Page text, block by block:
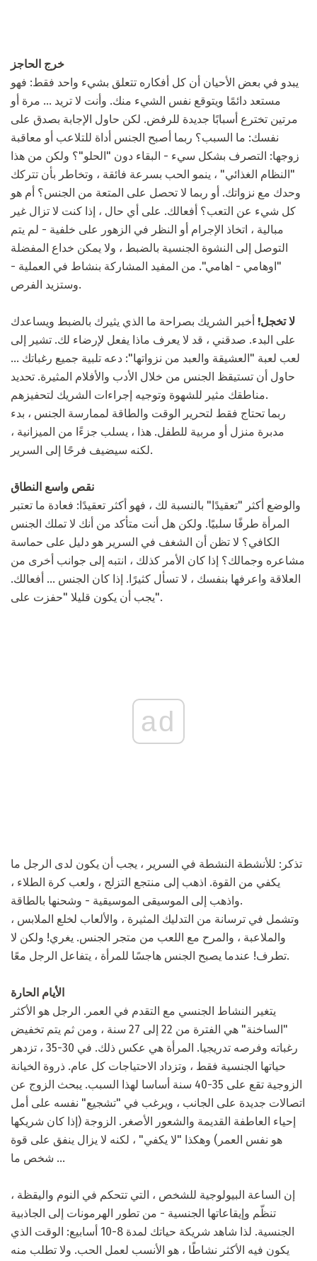
خرج الحاجز
يبدو في بعض الأحيان أن كل أفكاره تتعلق بشيء واحد فقط: فهو
مستعد دائمًا ويتوقع نفس الشيء منك. وأنت لا تريد ... مرة أو
مرتين تخترع أسبابًا جديدة للرفض. لكن حاول الإجابة بصدق على
نفسك: ما السبب؟ ربما أصبح الجنس أداة للتلاعب أو معاقبة
زوجها: التصرف بشكل سيء - البقاء دون "الحلو"؟ ولكن من هذا
"النظام الغذائي" ، ينمو الحب بسرعة فائقة ، وتخاطر بأن تتركك
وحدك مع نزواتك. أو ربما لا تحصل على المتعة من الجنس؟ أم هو
كل شيء عن التعب؟ أفعالك. على أي حال ، إذا كنت لا تزال غير
مبالية ، اتخاذ الإجرام أو النظر في الزهور على خلفية - لم يتم
التوصل إلى النشوة الجنسية بالضبط ، ولا يمكن خداع المفضلة
"اوهامي - اهامي". من المفيد المشاركة بنشاط في العملية -
وستزيد الفرص.
لا تخجل! أخبر الشريك بصراحة ما الذي يثيرك بالضبط ويساعدك
على البدء. صدقني ، قد لا يعرف ماذا يفعل لإرضاء لك. تشير إلى
لعب لعبة "العشيقة والعبد من نزواتها": دعه تلبية جميع رغباتك ...
حاول أن تستيقظ الجنس من خلال الأدب والأفلام المثيرة. تحديد
مناطقك مثير للشهوة وتوجيه إجراءات الشريك لتحفيزهم.
ربما تحتاج فقط لتحرير الوقت والطاقة لممارسة الجنس ، بدء
مدبرة منزل أو مربية للطفل. هذا ، يسلب جزءًا من الميزانية ،
لكنه سيضيف فرحًا إلى السرير.
نقص واسع النطاق
والوضع أكثر "تعقيدًا" بالنسبة لك ، فهو أكثر تعقيدًا: فعادة ما تعتبر
المرأة طرفًا سلبيًا. ولكن هل أنت متأكد من أنك لا تملك الجنس
الكافي؟ لا تظن أن الشغف في السرير هو دليل على حماسة
مشاعره وجمالك؟ إذا كان الأمر كذلك ، انتبه إلى جوانب أخرى من
العلاقة واعرفها بنفسك ، لا تسأل كثيرًا. إذا كان الجنس ... أفعالك.
يجب أن يكون قليلا "حفزت على".
ad
تذكر: للأنشطة النشطة في السرير ، يجب أن يكون لدى الرجل ما
يكفي من القوة. اذهب إلى منتجع التزلج ، ولعب كرة الطلاء ،
واذهب إلى الموسيقى الموسيقية - وشحنها بالطاقة.
وتشمل في ترسانة من التدليك المثيرة ، والألعاب لخلع الملابس ،
والملاعبة ، والمرح مع اللعب من متجر الجنس. يغري! ولكن لا
تطرف! عندما يصبح الجنس هاجسًا للمرأة ، يتفاعل الرجل معًا.
الأيام الحارة
يتغير النشاط الجنسي مع التقدم في العمر. الرجل هو الأكثر
"الساخنة" هي الفترة من 22 إلى 27 سنة ، ومن ثم يتم تخفيض
رغباته وفرصه تدريجيا. المرأة هي عكس ذلك. في 30-35 ، تزدهر
حياتها الجنسية فقط ، وتزداد الاحتياجات كل عام. ذروة الخيانة
الزوجية تقع على 35-40 سنة أساسا لهذا السبب. يبحث الزوج عن
اتصالات جديدة على الجانب ، ويرغب في "تشجيع" نفسه على أمل
إحياء العاطفة القديمة والشعور الأصغر. الزوجة (إذا كان شريكها
هو نفس العمر) وهكذا "لا يكفي" ، لكنه لا يزال ينفق على قوة
شخص ما ...
إن الساعة البيولوجية للشخص ، التي تتحكم في النوم واليقظة ،
تنظّم وإيقاعاتها الجنسية - من تطور الهرمونات إلى الجاذبية
الجنسية. لذا شاهد شريكة حياتك لمدة 8-10 أسابيع: الوقت الذي
يكون فيه الأكثر نشاطًا ، هو الأنسب لعمل الحب. ولا تطلب منه